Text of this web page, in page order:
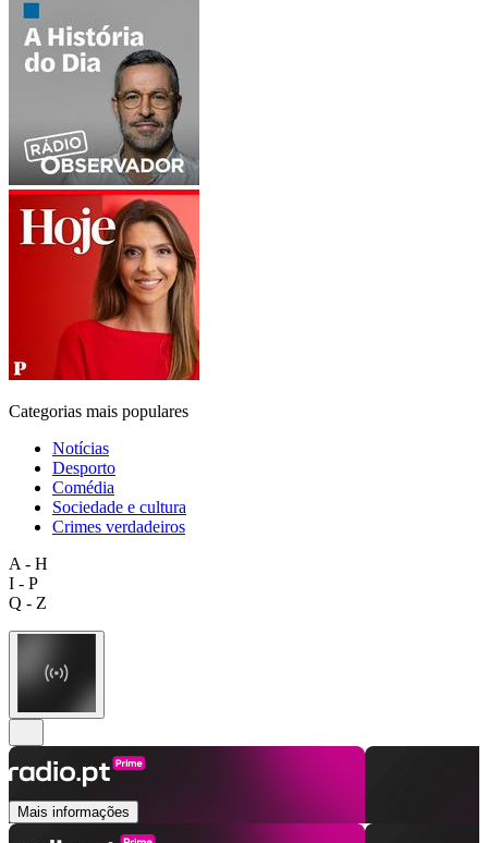
Categorias mais populares
Notícias
Desporto
Comédia
Sociedade e cultura
Crimes verdadeiros
A - H
I - P
Q - Z
Mais informações